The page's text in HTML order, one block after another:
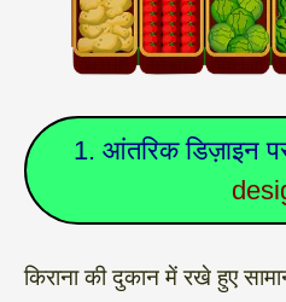
1. आंतरिक डिज़ाइन
किराना की दुकान में रखे हुए